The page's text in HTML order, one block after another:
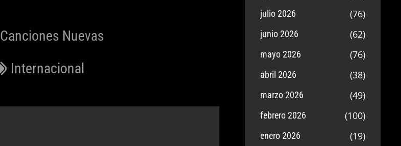
Categorías
Canciones Nuevas
Etiquetas
Internacional
julio 2026 (76)
junio 2026 (62)
mayo 2026 (76)
abril 2026 (38)
marzo 2026 (49)
febrero 2026 (100)
enero 2026 (19)